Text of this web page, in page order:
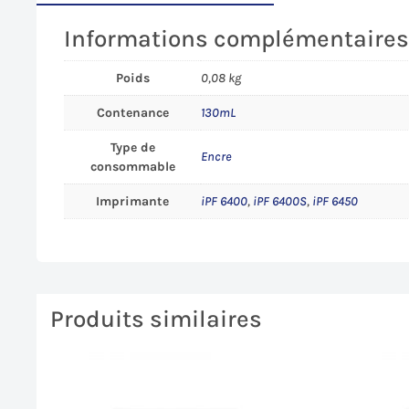
Informations complémentaires
Poids 0,08 kg
Contenance 130mL
Type de
consommable
Encre
Imprimante iPF 6400, iPF 6400S, iPF 6450
Produits similaires